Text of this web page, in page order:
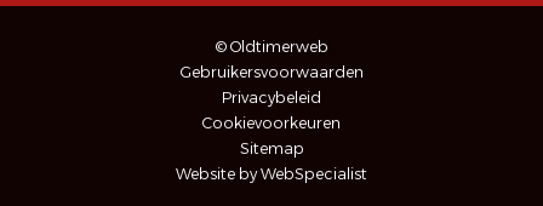
© Oldtimerweb
Gebruikersvoorwaarden
Privacybeleid
Cookievoorkeuren
Sitemap
Website by WebSpecialist